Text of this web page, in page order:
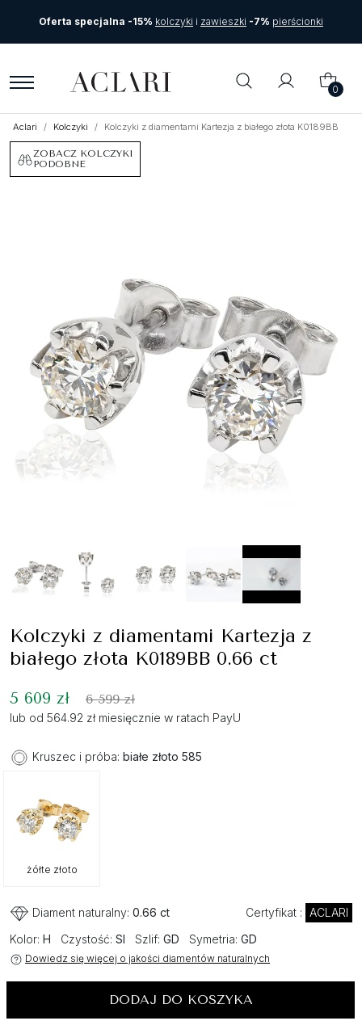
Oferta specjalna -15% kolczyki i zawieszki -7% pierścionki
0
Aclari Kolczyki Kolczyki z diamentami Kartezja z białego złota K0189BB
ZOBACZ KOLCZYKI
PODOBNE
Kolczyki z diamentami Kartezja z
białego złota K0189BB 0.66 ct
5 609 zł 6 599 zł
lub od 564.92 zł miesięcznie w ratach PayU
Kruszec i próba: białe złoto 585
żółte złoto
Diament naturalny: 0.66 ct Certyfikat : ACLARI
Kolor: H Czystość: SI Szlif: GD Symetria: GD
Dowiedz się więcej o jakości diamentów naturalnych
DODAJ DO KOSZYKA